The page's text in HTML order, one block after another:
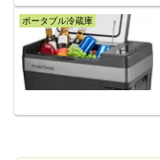
ポータブル冷蔵庫